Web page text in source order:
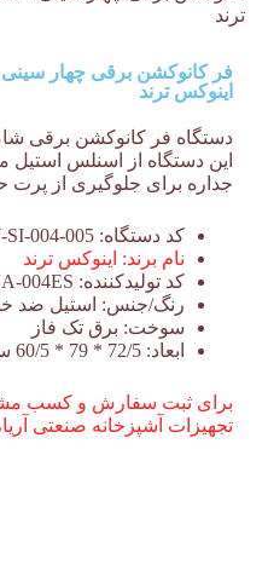
ترند
اینوکس ترند
این دستگاه از اسنلس استیل
جداره برای جلوگیری از پرت
کد دستگاه: 004-005
نام برند: اینوکس ترند
کد تولیدکننده: 004ES
رنگ/جنس: استیل ضد
سوخت: برق تک فاز
ابعاد: 72/5 * 79 * 60/5 سانتی متر
برای ثبت سفارش و کسب
تجهیزات آشپزخانه صنعتی